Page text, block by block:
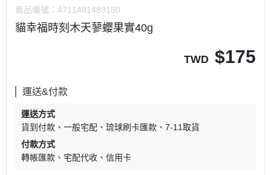
商品編號： 4711481489180
貓幸福時刻木天蓼蠳果實40g
TWD $175
運送&付款
運送方式
貨到付款
一般宅配 琉球刷卡匯款
7-11取貨
付款方式
轉帳匯款
宅配代收 信用卡